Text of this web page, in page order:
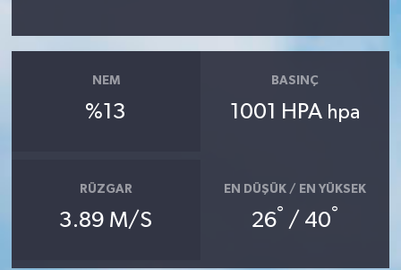
NEM
%13
BASINÇ
1001 HPA hpa
RÜZGAR
3.89 M/S
EN DÜŞÜK / EN YÜKSEK
26° / 40°